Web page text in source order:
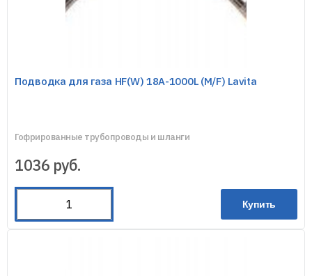
Подводка для газа HF(W) 18A-1000L (M/F) Lavita
Гофрированные трубопроводы и шланги
1036 руб.
Купить